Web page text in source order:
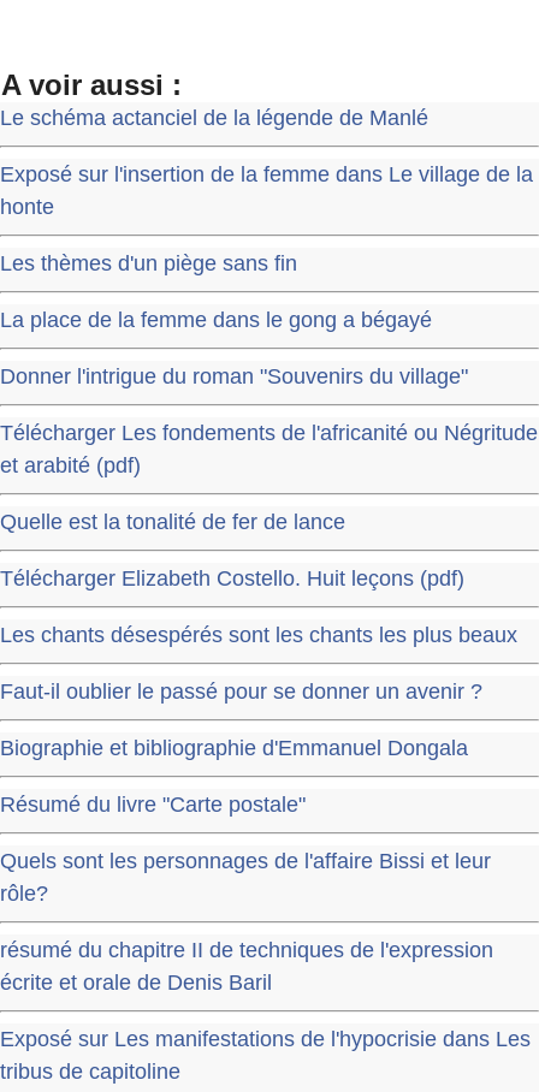
A voir aussi :
Le schéma actanciel de la légende de Manlé
Exposé sur l'insertion de la femme dans Le village de la
honte
Les thèmes d'un piège sans fin
La place de la femme dans le gong a bégayé
Donner l'intrigue du roman "Souvenirs du village"
Télécharger Les fondements de l'africanité ou Négritude
et arabité (pdf)
Quelle est la tonalité de fer de lance
Télécharger Elizabeth Costello. Huit leçons (pdf)
Les chants désespérés sont les chants les plus beaux
Faut-il oublier le passé pour se donner un avenir ?
Biographie et bibliographie d'Emmanuel Dongala
Résumé du livre "Carte postale"
Quels sont les personnages de l'affaire Bissi et leur
rôle?
résumé du chapitre II de techniques de l'expression
écrite et orale de Denis Baril
Exposé sur Les manifestations de l'hypocrisie dans Les
tribus de capitoline